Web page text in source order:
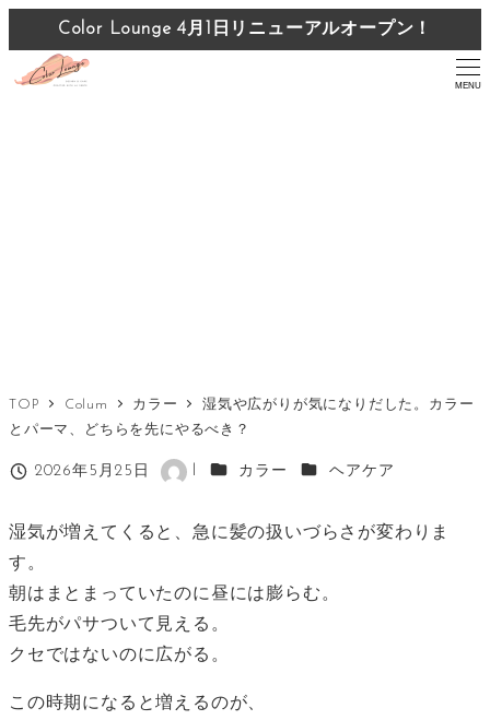
イ
ン
Color Lounge 4月1日リニューアルオープン！
MENU
Color Lounge 4月1日リニューアルオープン！
TOP Colum カラー
湿気や広がりが気になりだした。カラー
とパーマ、どちらを先にやるべき？
投稿日
2026年5月25日
著
l カテゴリー
カラー カテゴリー
ヘアケア
湿気が増えてくると、急に髪の扱いづらさが変わりま
す。
朝はまとまっていたのに昼には膨らむ。
毛先がパサついて見える。
クセではないのに広がる。
この時期になると増えるのが、